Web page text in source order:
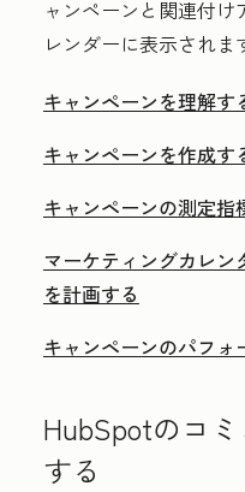
ャンペーンと関連付
レンダーに表示されま
キャンペーンを理解す
キャンペーンを作成す
キャンペーンの測定指
マーケティングカレ
を計画する
キャンペーンのパフォ
HubSpotのコ
する